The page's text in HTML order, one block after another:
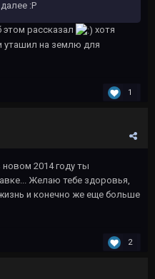
:P
этом рассказал
хотя
уташил на землю для
1
2014 году ты
Желаю тебе здоровья,
и конечно же еще больше
2